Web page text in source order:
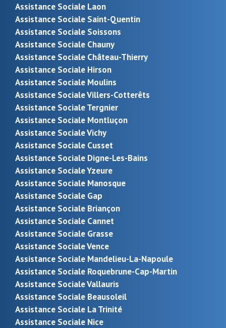
Assistance Sociale Laon
Assistance Sociale Saint-Quentin
Assistance Sociale Soissons
Assistance Sociale Chauny
Assistance Sociale Château-Thierry
Assistance Sociale Hirson
Assistance Sociale Moulins
Assistance Sociale Villers-Cotterêts
Assistance Sociale Tergnier
Assistance Sociale Montluçon
Assistance Sociale Vichy
Assistance Sociale Cusset
Assistance Sociale Digne-Les-Bains
Assistance Sociale Yzeure
Assistance Sociale Manosque
Assistance Sociale Gap
Assistance Sociale Briançon
Assistance Sociale Cannet
Assistance Sociale Grasse
Assistance Sociale Vence
Assistance Sociale Mandelieu-La-Napoule
Assistance Sociale Roquebrune-Cap-Martin
Assistance Sociale Vallauris
Assistance Sociale Beausoleil
Assistance Sociale La Trinité
Assistance Sociale Nice